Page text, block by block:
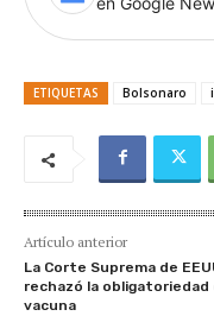
ETIQUETAS Bolsonaro
Artículo anterior
La Corte Suprema de
rechazó la obligatoriedad
vacuna